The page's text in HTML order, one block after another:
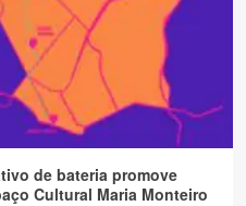
de bateria promove
Cultural Maria Monteiro